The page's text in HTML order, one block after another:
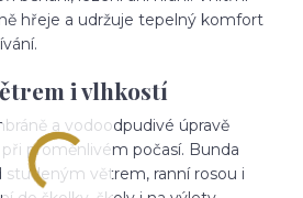
hřeje a udržuje tepelný komfort
i vlhkostí
a vodoodpudivé úpravě
proměnlivém počasí. Bunda
studeným větrem, ranní rosou i